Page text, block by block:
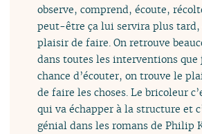
observe, comprend, écoute,
peut-être ça lui servira plus tard,
plaisir de faire. On retrouve
dans toutes les interventions que
chance d’écouter, on trouve le
de faire les choses. Le bricoleur
qui va échapper à la structure et
génial dans les romans de Philip